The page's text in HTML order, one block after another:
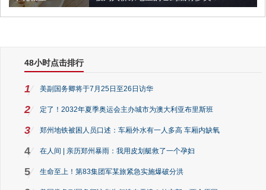
48小时点击排行
1 美副国务卿将于7月25日至26日访华
2 定了！2032年夏季奥运会主办城市为澳大利亚布里斯班
3 郑州地铁被困人员口述：车厢外水有一人多高 车厢内缺氧
4 在人间 | 亲历郑州暴雨：我用皮划艇救了一个孕妇
5 生命至上！第83集团军某旅紧急实施爆破分洪